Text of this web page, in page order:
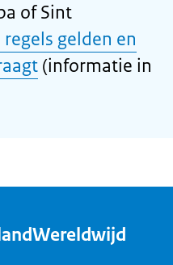
of Sint
regels gelden en
(informatie in